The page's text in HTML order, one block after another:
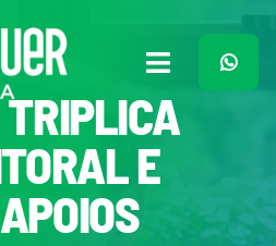
Toggle
Navigation
E